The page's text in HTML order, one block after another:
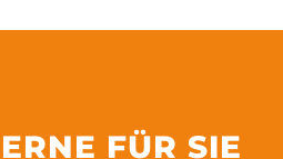
FÜR SIE